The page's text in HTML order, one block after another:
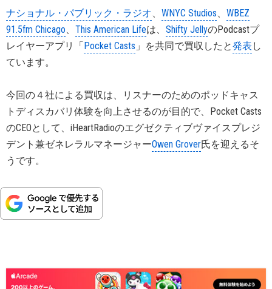
ナショナル・パブリック・ラジオ、 WNYC Studios、 WBEZ
91.5fm Chicago、 This American Lifeは、 Shifty JellyのPodcastプ
レイヤーアプリ「Pocket Casts 」を共同で買収したと発表 し
ています。
今回の４社による買収は、リスナーのためのポッドキャス
トディスカバリ体験を向上させるのが目的で、Pocket Casts
のCEOとして、iHeartRadioのエグゼクティブヴァイスプレジ
デント兼ゼネレラルマネージャーOwen Grover氏を迎えるそ
うです。